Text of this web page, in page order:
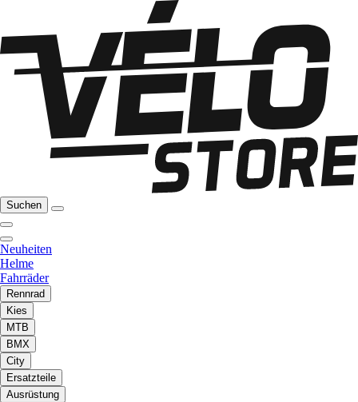
Suchen
Neuheiten
Helme
Fahrräder
Rennrad
Kies
MTB
BMX
City
Ersatzteile
Ausrüstung